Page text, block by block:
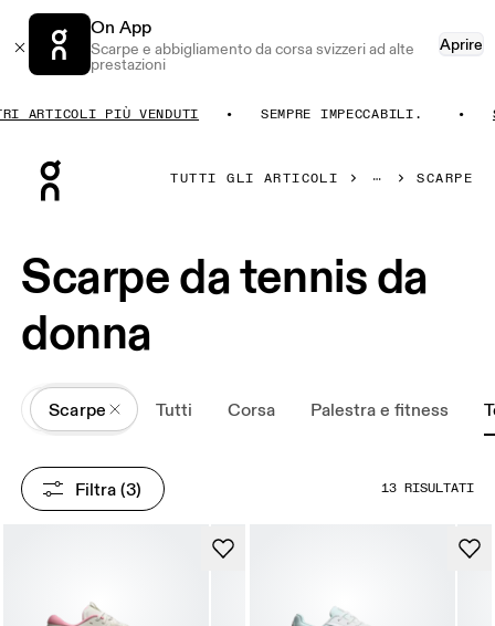
On App
Scarpe e abbigliamento da corsa svizzeri ad alte
prestazioni
Aprire
ARTICOLI PIÙ VENDUTI SEMPRE IMPECCABILI.
TUTTI GLI ARTICOLI SCARPE
Scarpe da tennis da
donna
All
Scarpe Tutti Corsa Palestra e fitness
Filtra (3) 13 RISULTATI